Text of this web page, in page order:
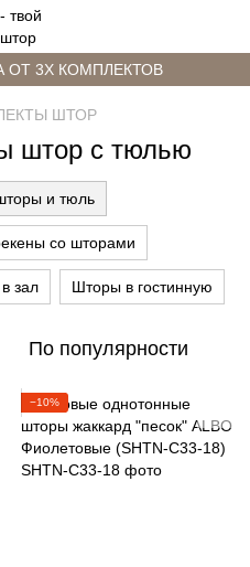
ОТ 3Х КОМПЛЕКТОВ
ШТОР
штор с тюлью
и тюль
со шторами
зал Шторы в гостинную
По популярности
−10%